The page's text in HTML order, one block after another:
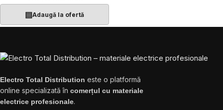
▤Adaugă la ofertă
Electro Total Distribution este o platformă
online specializată în comerțul cu materiale
electrice profesionale.